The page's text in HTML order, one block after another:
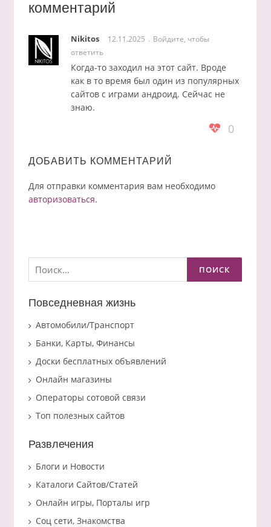
комментарий
Nikitos 12.11.2025
Войдите, чтобы
ответить
Когда-то заходил на этот сайт. Вроде
как в то время был один из популярных
сайтов с играми андроид. Сейчас не
знаю.
0
ДОБАВИТЬ КОММЕНТАРИЙ
Для отправки комментария вам необходимо
авторизоваться.
Найти:
Повседневная жизнь
Автомобили/Транспорт
Банки, Карты, Финансы
Доски бесплатных объявлений
Онлайн магазины
Операторы сотовой связи
Топ полезных сайтов
Развлечения
Блоги и Новости
Каталоги Сайтов/Статей
Онлайн игры, Порталы игр
Соц сети, Знакомства